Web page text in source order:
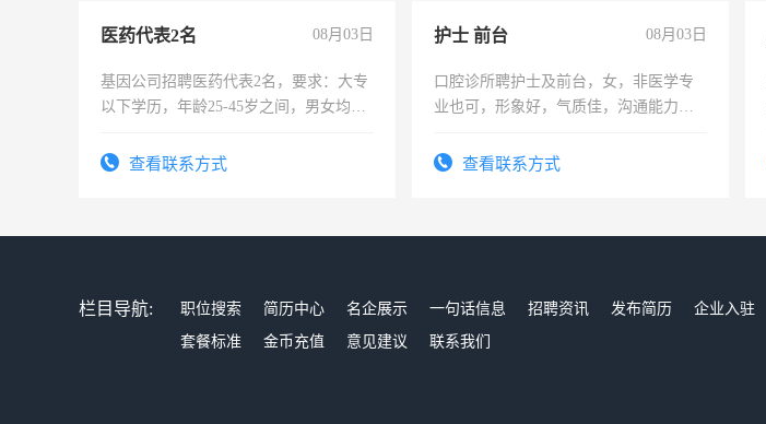
医药代表2名 08月03日
基因公司招聘医药代表2名，要求：大专
以下学历，年龄25-45岁之间，男女均
表或者有医学资质的优先，底薪+绩效，
查看联系方式
护士 前台 08月03日
口腔诊所聘护士及前台，女，非医学专
业也可，形象好，气质佳，沟通能力
查看联系方式
栏目导航: 职位搜索 简历中心 名企展示 一句话信息 招聘资讯 发布简历 企业入驻
套餐标准
金币充值 意见建议 联系我们